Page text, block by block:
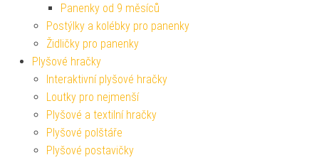
Panenky od 9 měsíců
Postýlky a kolébky pro panenky
Židličky pro panenky
Plyšové hračky
Interaktivní plyšové hračky
Loutky pro nejmenší
Plyšové a textilní hračky
Plyšové polštáře
Plyšové postavičky